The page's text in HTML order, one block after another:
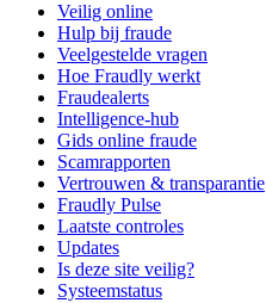
Veilig online
Hulp bij fraude
Veelgestelde vragen
Hoe Fraudly werkt
Fraudealerts
Intelligence-hub
Gids online fraude
Scamrapporten
Vertrouwen & transparantie
Fraudly Pulse
Laatste controles
Updates
Is deze site veilig?
Systeemstatus